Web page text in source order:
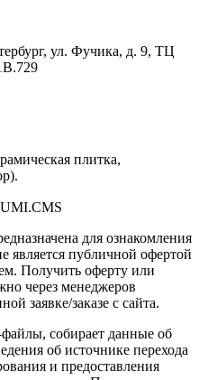
, ул. Фучика, д. 9, ТЦ
плитка,
для ознакомления
является публичной офертой
Получить оферту или
через менеджеров
заявке/заказе с сайта.
собирает данные об
об источнике перехода
и предоставления